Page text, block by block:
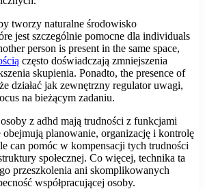
tworzy naturalne środowisko
jest szczególnie pomocne dla individuals
person is present in the same space,
często doświadczają zmniejszenia
skupienia. Ponadto, the presence of
działać jak zewnętrzny regulator uwagi,
na bieżącym zadaniu.
z adhd mają trudności z funkcjami
planowanie, organizację i kontrolę
can pomóc w kompensacji tych trudności
społecznej. Co więcej, technika ta
przeszkolenia ani skomplikowanych
współpracującej osoby.